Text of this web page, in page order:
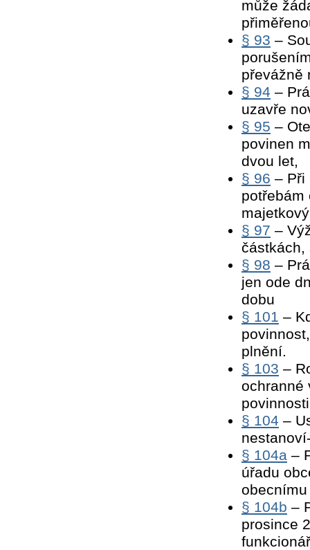
může
§ 93 –
převážně
§ 94 –
uzavře
§ 95 –
povinen
dvou let,
§ 96 – Při
potřebám
§ 97 –
částkách,
§ 98 –
jen ode
dobu
§ 101 –
plnění.
§ 103 –
ochranné
§ 104 –
§ 104a–
úřadu
§ 104b –
prosince